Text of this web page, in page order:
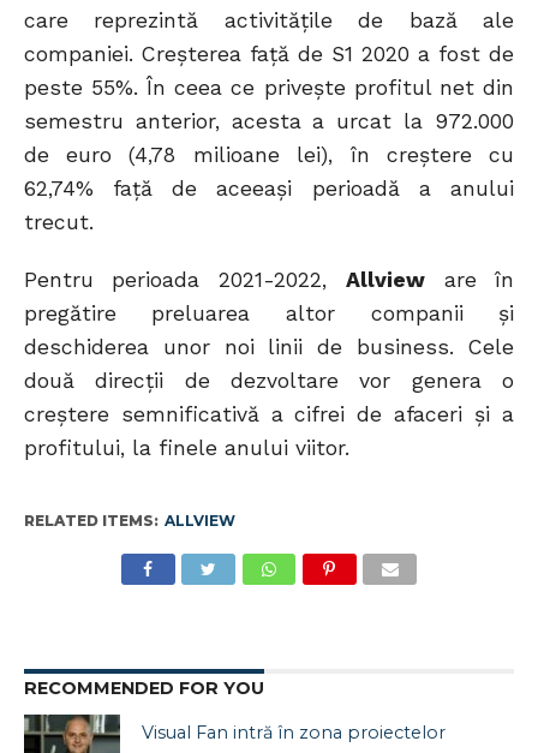
care reprezintă activitățile de bază ale
companiei. Creșterea față de S1 2020 a fost de
peste 55%. În ceea ce privește profitul net din
semestru anterior, acesta a urcat la 972.000
de euro (4,78 milioane lei), în creștere cu
62,74% față de aceeași perioadă a anului
trecut.
Pentru perioada 2021-2022, Allvieware în
pregătire preluarea altor companii și
deschiderea unor noi linii de business. Cele
două direcții de dezvoltare vor genera o
creștere semnificativă a cifrei de afaceri și a
profitului, la finele anului viitor.
RELATED ITEMS: ALLVIEW
RECOMMENDED FOR YOU
Visual Fan intră în zona proiectelor